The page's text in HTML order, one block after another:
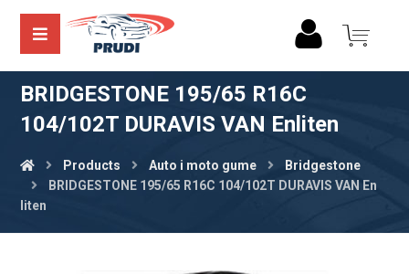
BRIDGESTONE 195/65 R16C
104/102T DURAVIS VAN Enliten
Products Auto i moto gume
Bridgestone
BRIDGESTONE 195/65 R16C 104/102T DURAVIS VAN En
liten